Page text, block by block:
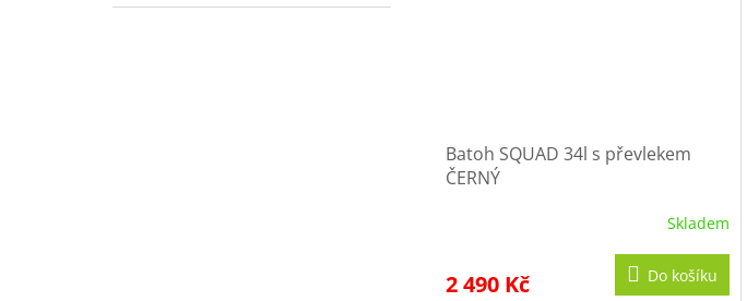
Batoh SQUAD 34l s převlekem
ČERNÝ
Skladem
2 490 Kč Do košíku